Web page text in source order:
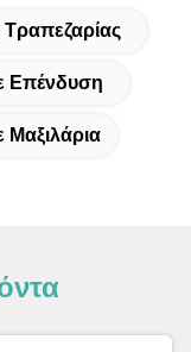
Τραπεζαρίας
Επένδυση
Μαξιλάρια